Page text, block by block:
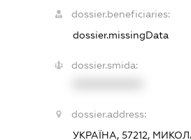
dossier.beneficiaries:
dossier.missingData
dossier.smida:
dossier.address:
УКРАЇНА, 57212,